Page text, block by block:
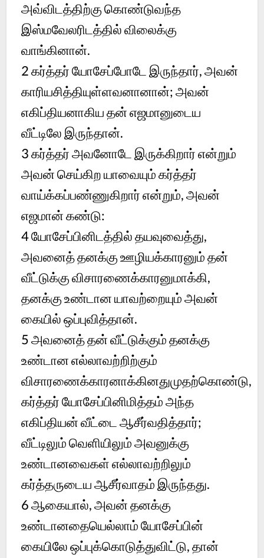
அவ்விடத்திற்கு கொண்டுவந்த
இஸ்மவேலரிடத்தில் விலைக்கு
வாங்கினான்.
2கர்த்தர் யோசேப்போடே இருந்தார், அவன்
காரியசித்தியுள்ளவனானான்; அவன்
எகிப்தியனாகிய தன் எஜமானுடைய
வீட்டிலே இருந்தான்.
3கர்த்தர் அவனோடே இருக்கிறார் என்றும்
அவன் செய்கிற யாவையும் கர்த்தர்
வாய்க்கப்பண்ணுகிறார் என்றும், அவன்
எஜமான் கண்டு:
4யோசேப்பினிடத்தில் தயவுவைத்து,
அவனைத் தனக்கு ஊழியக்காரனும் தன்
வீட்டுக்கு விசாரணைக்காரனுமாக்கி,
தனக்கு உண்டான யாவற்றையும் அவன்
கையில் ஒப்புவித்தான்.
5அவனைத் தன் வீட்டுக்கும் தனக்கு
உண்டான எல்லாவற்றிற்கும்
விசாரணைக்காரனாக்கினதுமுதற்கொண்டு,
கர்த்தர் யோசேப்பினிமித்தம் அந்த
எகிப்தியன் வீட்டை ஆசீர்வதித்தார்;
வீட்டிலும் வெளியிலும் அவனுக்கு
உண்டானவைகள் எல்லாவற்றிலும்
கர்த்தருடைய ஆசீர்வாதம் இருந்தது.
6ஆகையால், அவன் தனக்கு
உண்டானதையெல்லாம் யோசேப்பின்
கையிலே ஒப்புக்கொடுத்துவிட்டு, தான்